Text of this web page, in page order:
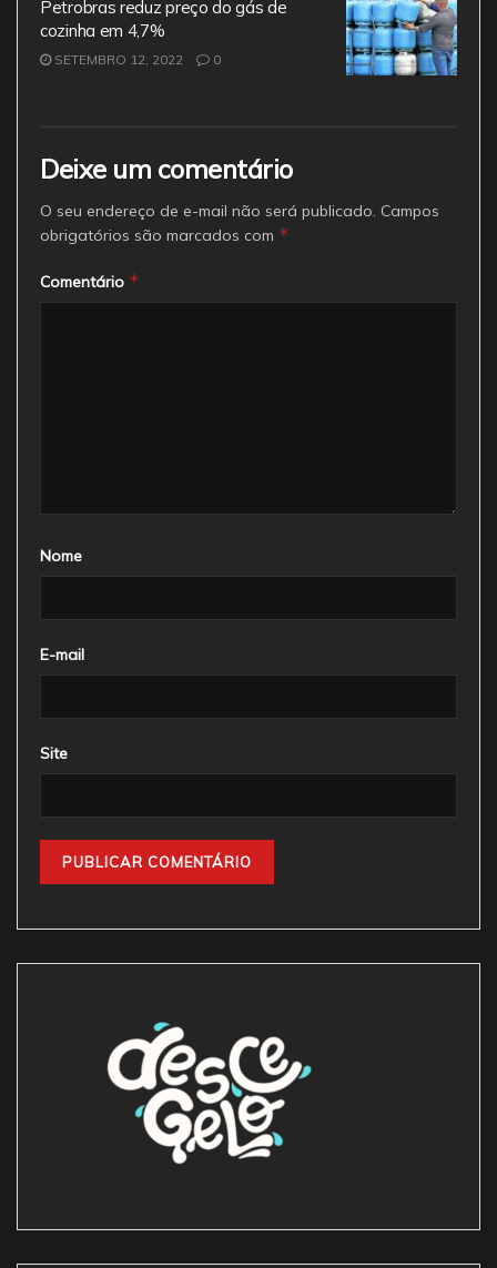
Petrobras reduz preço do gás de
cozinha em 4,7%
SETEMBRO 12, 2022 0
Deixe um comentário
O seu endereço de e-mail não será publicado. Campos
obrigatórios são marcados com *
Comentário *
Nome
E-mail
Site